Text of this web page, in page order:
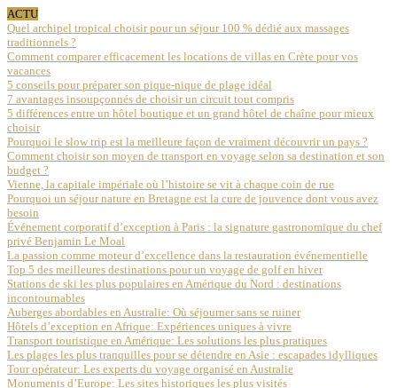
ACTU
Quel archipel tropical choisir pour un séjour 100 % dédié aux massages
traditionnels ?
Comment comparer efficacement les locations de villas en Crète pour vos
vacances
5 conseils pour préparer son pique-nique de plage idéal
7 avantages insoupçonnés de choisir un circuit tout compris
5 différences entre un hôtel boutique et un grand hôtel de chaîne pour mieux
choisir
Pourquoi le slow trip est la meilleure façon de vraiment découvrir un pays ?
Comment choisir son moyen de transport en voyage selon sa destination et son
budget ?
Vienne, la capitale impériale où l’histoire se vit à chaque coin de rue
Pourquoi un séjour nature en Bretagne est la cure de jouvence dont vous avez
besoin
Événement corporatif d’exception à Paris : la signature gastronomique du chef
privé Benjamin Le Moal
La passion comme moteur d’excellence dans la restauration événementielle
Top 5 des meilleures destinations pour un voyage de golf en hiver
Stations de ski les plus populaires en Amérique du Nord : destinations
incontournables
Auberges abordables en Australie: Où séjourner sans se ruiner
Hôtels d’exception en Afrique: Expériences uniques à vivre
Transport touristique en Amérique: Les solutions les plus pratiques
Les plages les plus tranquilles pour se détendre en Asie : escapades idylliques
Tour opérateur: Les experts du voyage organisé en Australie
Monuments d’Europe: Les sites historiques les plus visités